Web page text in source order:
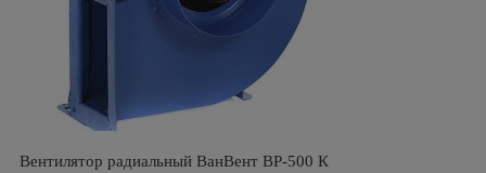
Вентилятор радиальный ВанВент BP-500 К